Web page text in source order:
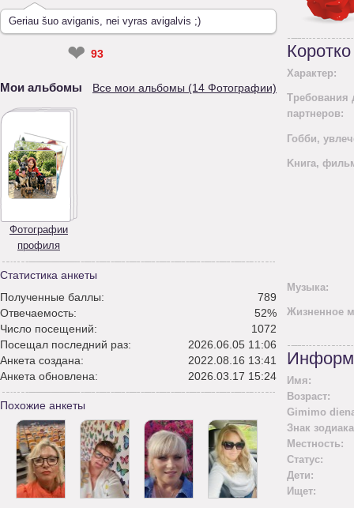
Geriau šuo aviganis, nei vyras avigalvis ;)
❤ 93
Мои альбомы Все мои альбомы (14 Фотографии)
Фотографии
профиля
Статистика анкеты
Полученные баллы:
789
Отвечаемость:
52%
Число посещений:
1072
Посещал последний раз:
2026.06.05 11:06
Анкета создана:
2022.08.16 13:41
Анкета обновлена:
2026.03.17 15:24
Похожие анкеты
Характер:
Требования
партнеров:
Гобби,
Kнига,
Mузыка:
Жизненное
Имя:
Возраст:
Gimimo
Знак
Местность:
Статус:
Дети:
Ищет: